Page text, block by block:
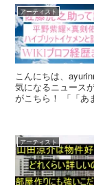
アーティスト
こんにちは、
気になるニュース
がこちら！ 「「あ
アーティスト